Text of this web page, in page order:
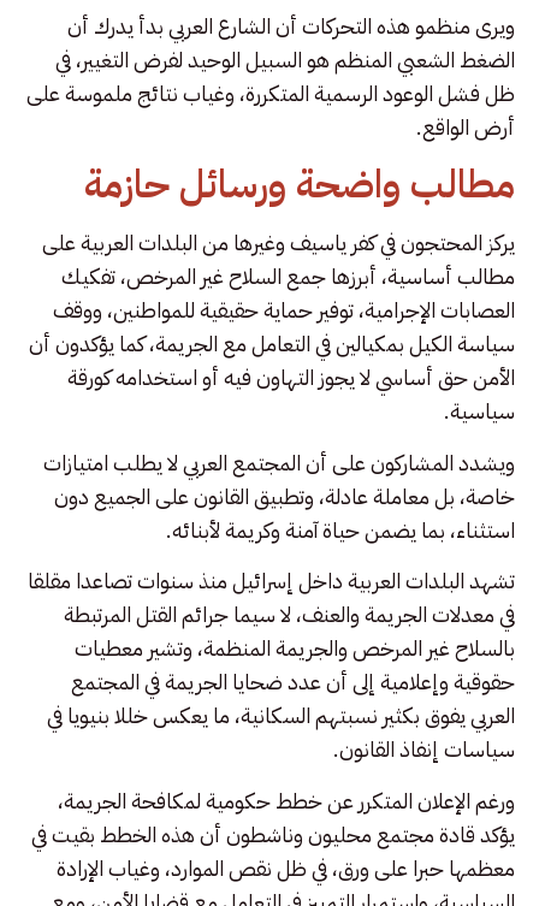
ويرى منظمو هذه التحركات أن الشارع العربي بدأ يدرك أن
الضغط الشعبي المنظم هو السبيل الوحيد لفرض التغيير، في
ظل فشل الوعود الرسمية المتكررة، وغياب نتائج ملموسة على
أرض الواقع.
مطالب واضحة ورسائل حازمة
يركز المحتجون في كفر ياسيف وغيرها من البلدات العربية على
مطالب أساسية، أبرزها جمع السلاح غير المرخص، تفكيك
العصابات الإجرامية، توفير حماية حقيقية للمواطنين، ووقف
سياسة الكيل بمكيالين في التعامل مع الجريمة، كما يؤكدون أن
الأمن حق أساسي لا يجوز التهاون فيه أو استخدامه كورقة
سياسية.
ويشدد المشاركون على أن المجتمع العربي لا يطلب امتيازات
خاصة، بل معاملة عادلة، وتطبيق القانون على الجميع دون
استثناء، بما يضمن حياة آمنة وكريمة لأبنائه.
تشهد البلدات العربية داخل إسرائيل منذ سنوات تصاعدا مقلقا
في معدلات الجريمة والعنف، لا سيما جرائم القتل المرتبطة
بالسلاح غير المرخص والجريمة المنظمة، وتشير معطيات
حقوقية وإعلامية إلى أن عدد ضحايا الجريمة في المجتمع
العربي يفوق بكثير نسبتهم السكانية، ما يعكس خللا بنيويا في
سياسات إنفاذ القانون.
ورغم الإعلان المتكرر عن خطط حكومية لمكافحة الجريمة،
يؤكد قادة مجتمع محليون وناشطون أن هذه الخطط بقيت في
معظمها حبرا على ورق، في ظل نقص الموارد، وغياب الإرادة